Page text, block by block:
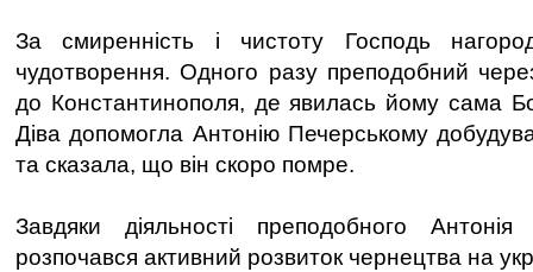
За смиренність і чистоту Господь
чудотворення. Одного разу преподобний
до Константинополя, де явилась йому сама
Діва допомогла Антонію Печерському
та сказала, що він скоро помре.
Завдяки діяльності преподобного
розпочався активний розвиток чернецтва на